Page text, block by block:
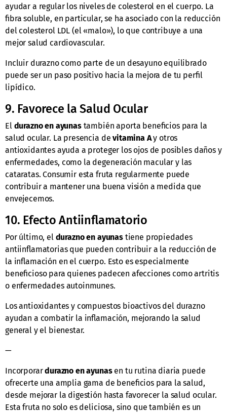
ayudar a regular los niveles de colesterol en el cuerpo. La
fibra soluble, en particular, se ha asociado con la reducción
del colesterol LDL (el «malo»), lo que contribuye a una
mejor salud cardiovascular.
Incluir durazno como parte de un desayuno equilibrado
puede ser un paso positivo hacia la mejora de tu perfil
lipídico.
9. Favorece la Salud Ocular
El durazno en ayunastambién aporta beneficios para la
salud ocular. La presencia devitamina Ay otros
antioxidantes ayuda a proteger los ojos de posibles daños y
enfermedades, como la degeneración macular y las
cataratas. Consumir esta fruta regularmente puede
contribuir a mantener una buena visión a medida que
envejecemos.
10. Efecto Antiinflamatorio
Por último, el durazno en ayunastiene propiedades
antiinflamatorias que pueden contribuir a la reducción de
la inflamación en el cuerpo. Esto es especialmente
beneficioso para quienes padecen afecciones como artritis
o enfermedades autoinmunes.
Los antioxidantes y compuestos bioactivos del durazno
ayudan a combatir la inflamación, mejorando la salud
general y el bienestar.
—
Incorporardurazno en ayunasen tu rutina diaria puede
ofrecerte una amplia gama de beneficios para la salud,
desde mejorar la digestión hasta favorecer la salud ocular.
Esta fruta no solo es deliciosa, sino que también es un